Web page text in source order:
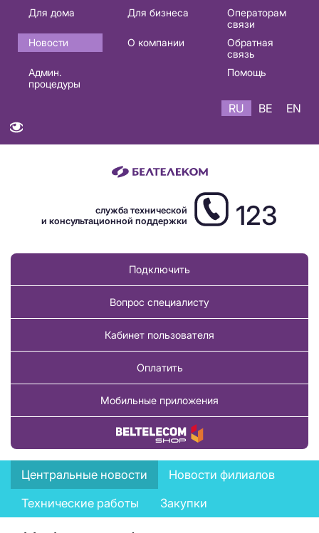
Основная
навигация
RU
Для дома Для бизнеса
Операторам
связи
Новости
О компании
Обратная
связь
Админ.
процедуры
Помощь
RU BE EN
служба технической
и консультационной поддержки
123
Подключить
Вопрос специалисту
Кабинет пользователя
Оплатить
Мобильные приложения
Купить товар
News
menu
Центральные новости
Новости филиалов
Технические работы
Закупки